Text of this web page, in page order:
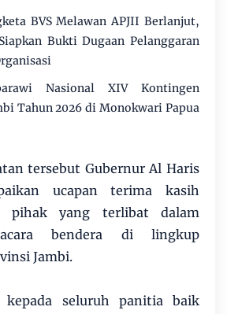
BVS Melawan APJII Berlanjut,
Bukti Dugaan Pelanggaran
Nasional XIV Kontingen
Tahun 2026 di Monokwari Papua
tersebut Gubernur Al Haris
ucapan terima kasih
pihak yang terlibat dalam
bendera di lingkup
Jambi.
seluruh panitia baik